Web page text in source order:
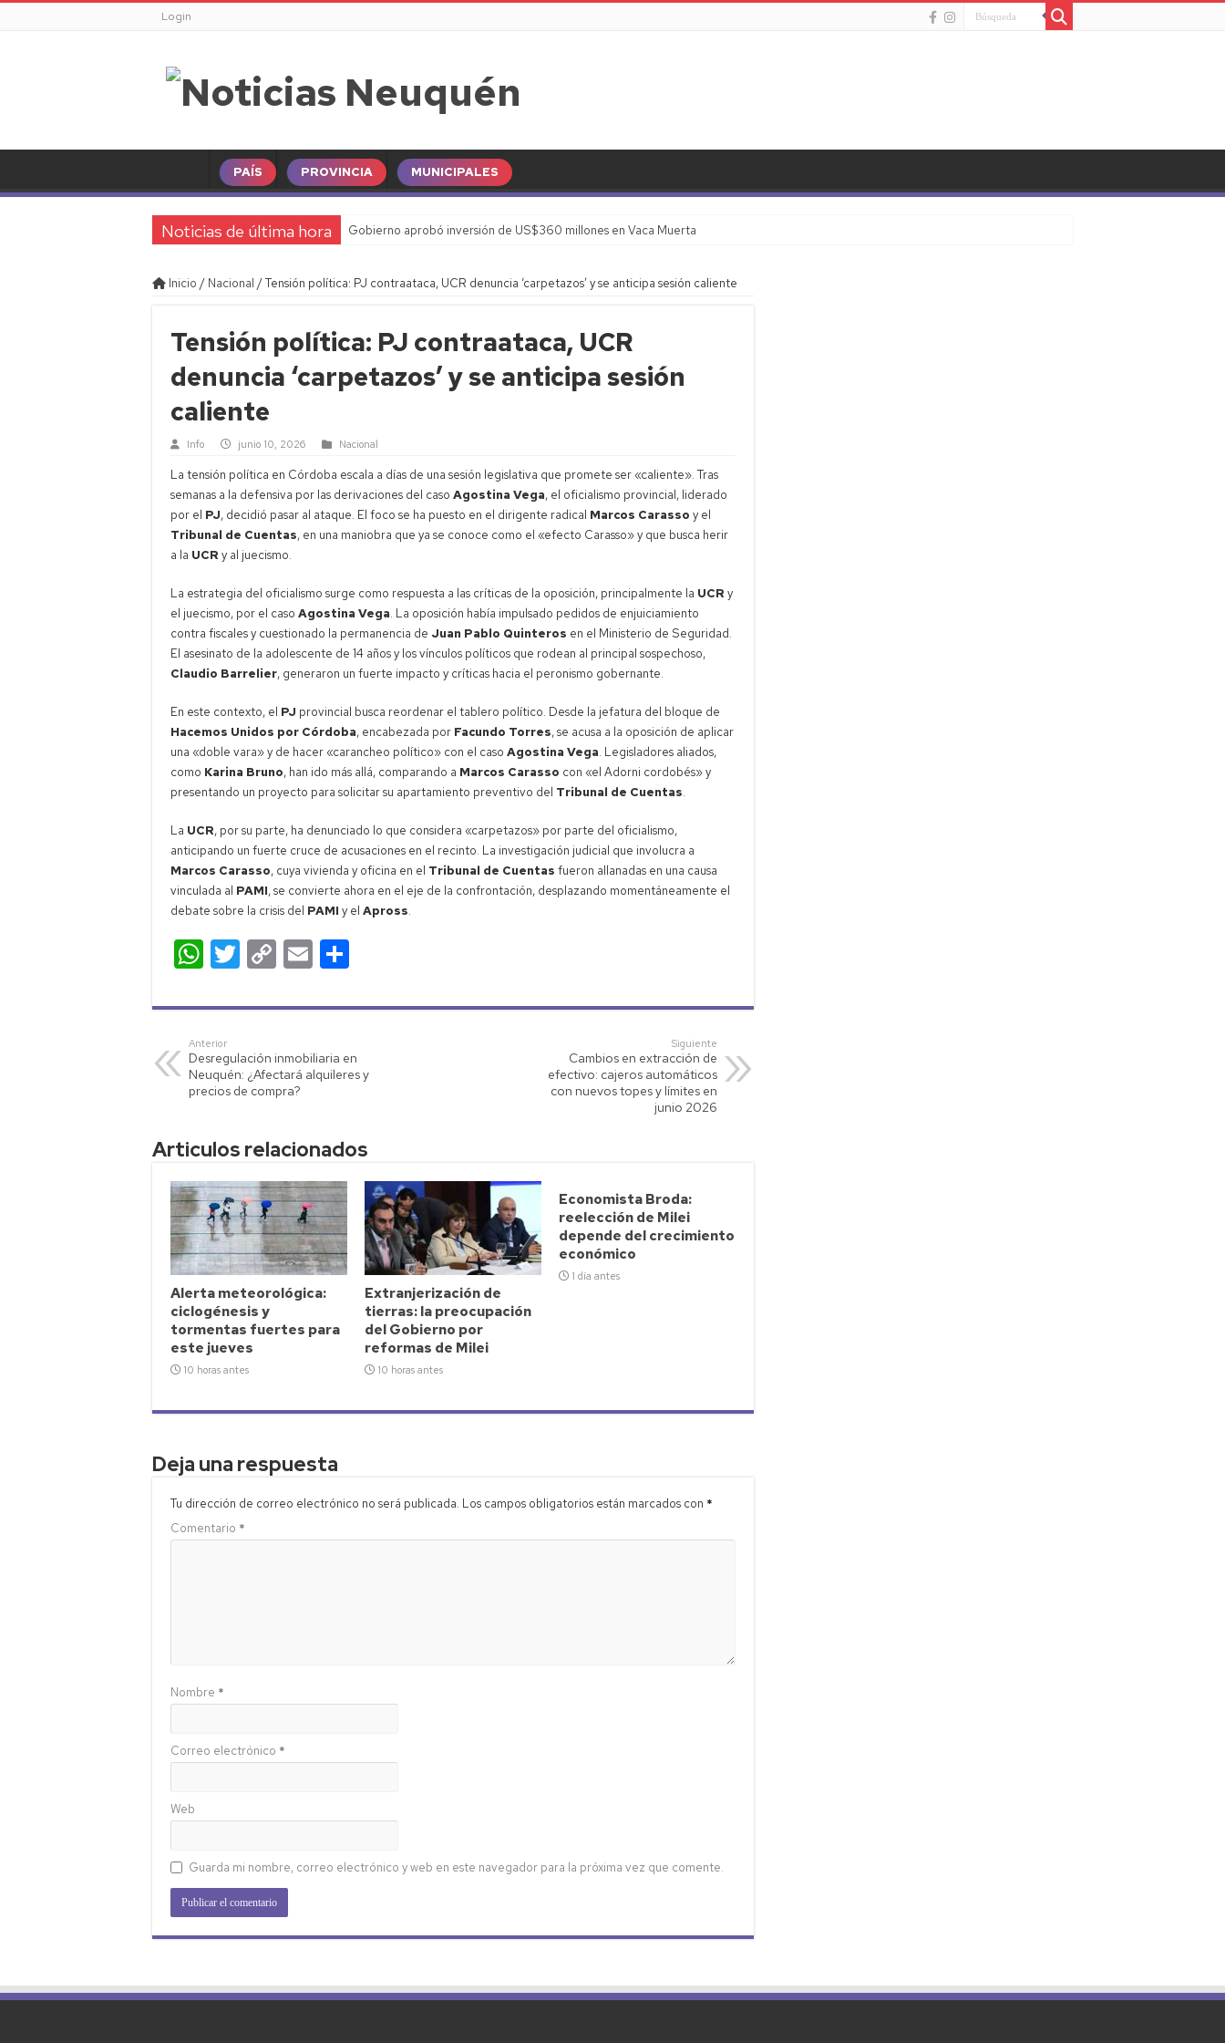
Login
PAÍS PROVINCIA MUNICIPALES
Noticias de última hora Gobierno aprobó inversión de US$360 millones en Vaca Muerta
Inicio / Nacional /Tensión política: PJ contraataca, UCR denuncia ‘carpetazos’ y se anticipa sesión caliente
Tensión política: PJ contraataca, UCR
denuncia ‘carpetazos’ y se anticipa sesión
caliente
Info junio 10, 2026 Nacional
La tensión política en Córdoba escala a días de una sesión legislativa que promete ser «caliente». Tras
semanas a la defensiva por las derivaciones del caso Agostina Vega, el oficialismo provincial, liderado
por el PJ, decidió pasar al ataque. El foco se ha puesto en el dirigente radical Marcos Carasso y el
Tribunal de Cuentas, en una maniobra que ya se conoce como el «efecto Carasso» y que busca herir
a la UCR y al juecismo.
La estrategia del oficialismo surge como respuesta a las críticas de la oposición, principalmente la UCR y
el juecismo, por el caso Agostina Vega. La oposición había impulsado pedidos de enjuiciamiento
contra fiscales y cuestionado la permanencia de Juan Pablo Quinteros en el Ministerio de Seguridad.
El asesinato de la adolescente de 14 años y los vínculos políticos que rodean al principal sospechoso,
Claudio Barrelier, generaron un fuerte impacto y críticas hacia el peronismo gobernante.
En este contexto, el PJ provincial busca reordenar el tablero político. Desde la jefatura del bloque de
Hacemos Unidos por Córdoba, encabezada por Facundo Torres, se acusa a la oposición de aplicar
una «doble vara» y de hacer «carancheo político» con el caso Agostina Vega. Legisladores aliados,
como Karina Bruno, han ido más allá, comparando a Marcos Carasso con «el Adorni cordobés» y
presentando un proyecto para solicitar su apartamiento preventivo del Tribunal de Cuentas.
La UCR, por su parte, ha denunciado lo que considera «carpetazos» por parte del oficialismo,
anticipando un fuerte cruce de acusaciones en el recinto. La investigación judicial que involucra a
Marcos Carasso, cuya vivienda y oficina en el Tribunal de Cuentas fueron allanadas en una causa
vinculada al PAMI, se convierte ahora en el eje de la confrontación, desplazando momentáneamente el
debate sobre la crisis del PAMI y el Apross.
W
h
at
s
A
p
T
wi
tt
C
o
p
Li
nk
E
m
ail m
ar
Anterior
Desregulación inmobiliaria en
Neuquén: ¿Afectará alquileres y
precios de compra?
Siguiente
Cambios en extracción de
efectivo: cajeros automáticos
con nuevos topes y límites en
junio 2026
Articulos relacionados
Alerta meteorológica:
ciclogénesis y
tormentas fuertes para
este jueves
10 horas antes
Extranjerización de
tierras: la preocupación
del Gobierno por
reformas de Milei
10 horas antes
Economista Broda:
reelección de Milei
depende del crecimiento
económico
1 día antes
Deja una respuesta
Tu dirección de correo electrónico no será publicada. Los campos obligatorios están marcados con *
Comentario *
Nombre *
Correo electrónico *
Web
Guarda mi nombre, correo electrónico y web en este navegador para la próxima vez que comente.